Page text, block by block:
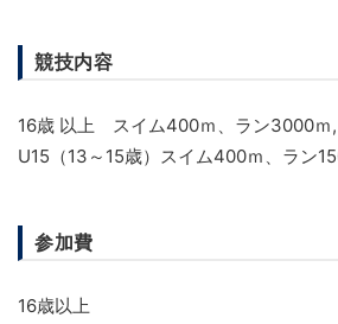
競技内容
16歳 以上 スイム400ｍ、ラン3000ｍ,
U15（13～15歳）スイム400ｍ、ラン
参加費
16歳以上